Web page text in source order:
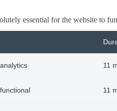
essential for the website to
11
11